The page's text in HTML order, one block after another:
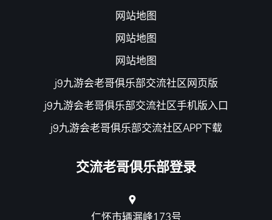
网站地图
网站地图
网站地图
j9九游会老哥俱乐部交流社区网页版
j9九游会老哥俱乐部交流社区手机版入口
j9九游会老哥俱乐部交流社区APP下载
交流老哥俱乐部登录
仁怀市辆漏峰173号